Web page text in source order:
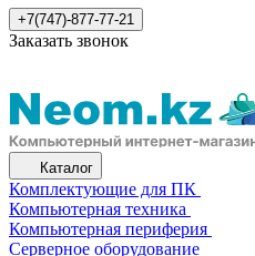
+7(747)-877-77-21
Заказать звонок
Каталог
Комплектующие для ПК
Компьютерная техника
Компьютерная периферия
Серверное оборудование